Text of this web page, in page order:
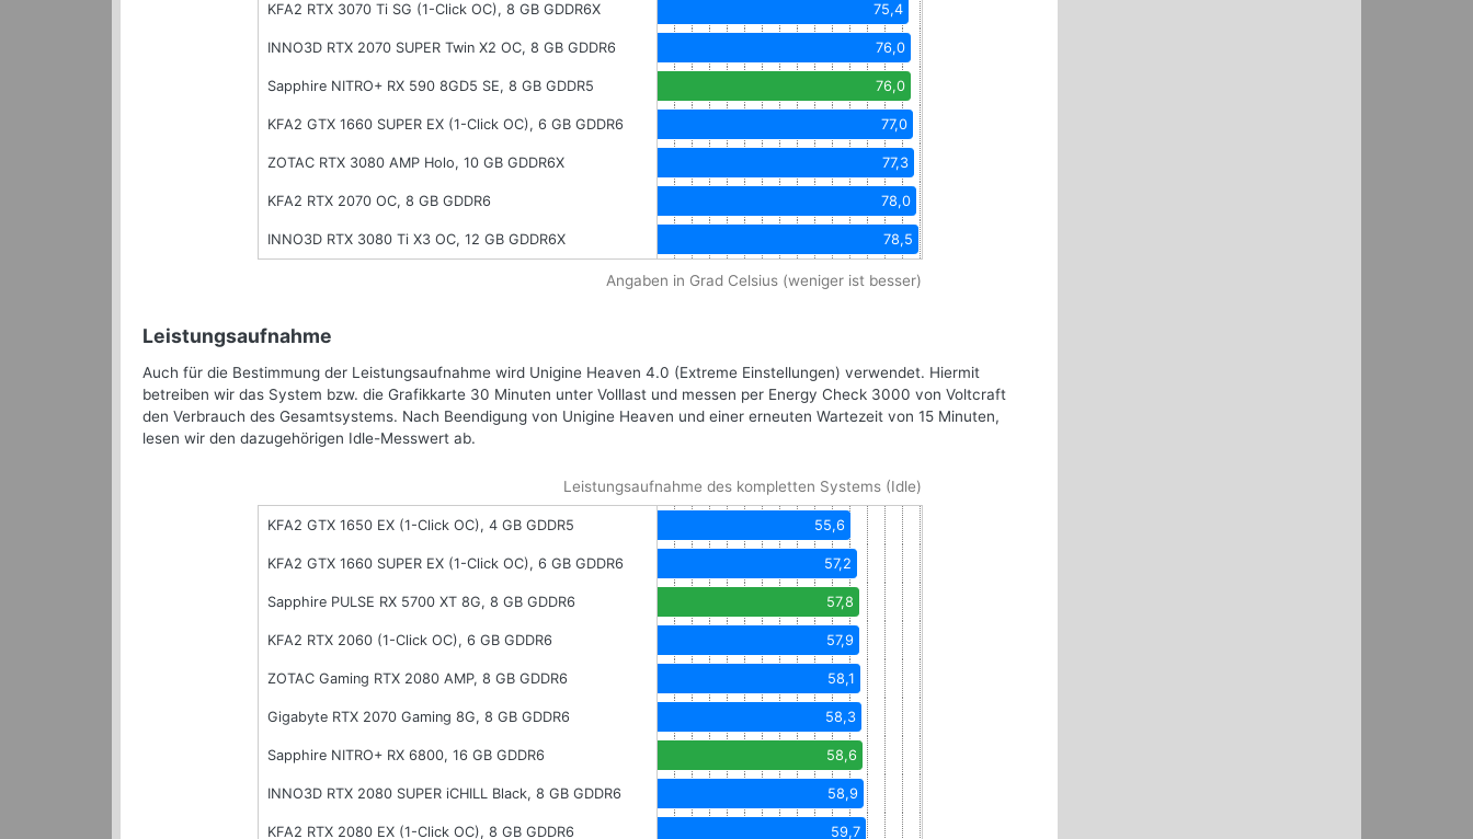
KFA2 RTX 3070 Ti SG (1-Click OC), 8 GB GDDR6X 75,4
INNO3D RTX 2070 SUPER Twin X2 OC, 8 GB GDDR6 76,0
Sapphire NITRO+ RX 590 8GD5 SE, 8 GB GDDR5 76,0
KFA2 GTX 1660 SUPER EX (1-Click OC), 6 GB GDDR6 77,0
ZOTAC RTX 3080 AMP Holo, 10 GB GDDR6X 77,3
KFA2 RTX 2070 OC, 8 GB GDDR6 78,0
INNO3D RTX 3080 Ti X3 OC, 12 GB GDDR6X 78,5
Angaben in Grad Celsius (weniger ist besser)
Leistungsaufnahme
Auch für die Bestimmung der Leistungsaufnahme wird Unigine Heaven 4.0 (Extreme Einstellungen) verwendet. Hiermit
betreiben wir das System bzw. die Grafikkarte 30 Minuten unter Volllast und messen per Energy Check 3000 von Voltcraft
den Verbrauch des Gesamtsystems. Nach Beendigung von Unigine Heaven und einer erneuten Wartezeit von 15 Minuten,
lesen wir den dazugehörigen Idle-Messwert ab.
Leistungsaufnahme des kompletten Systems (Idle)
KFA2 GTX 1650 EX (1-Click OC), 4 GB GDDR5 55,6
KFA2 GTX 1660 SUPER EX (1-Click OC), 6 GB GDDR6 57,2
Sapphire PULSE RX 5700 XT 8G, 8 GB GDDR6 57,8
KFA2 RTX 2060 (1-Click OC), 6 GB GDDR6 57,9
ZOTAC Gaming RTX 2080 AMP, 8 GB GDDR6 58,1
Gigabyte RTX 2070 Gaming 8G, 8 GB GDDR6 58,3
Sapphire NITRO+ RX 6800, 16 GB GDDR6 58,6
INNO3D RTX 2080 SUPER iCHILL Black, 8 GB GDDR6 58,9
KFA2 RTX 2080 EX (1-Click OC), 8 GB GDDR6 59,7